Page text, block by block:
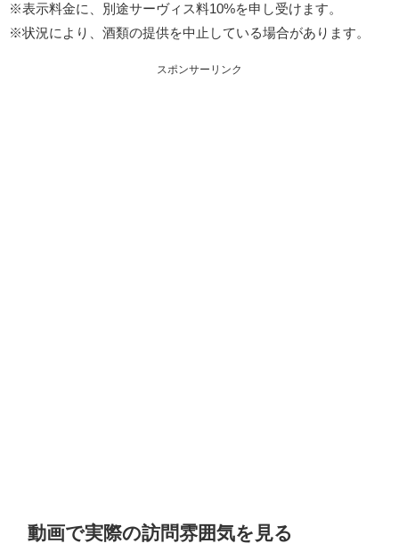
※表示料金に、別途サーヴィス料10%を申し受けます。
※状況により、酒類の提供を中止している場合があります。
スポンサーリンク
動画で実際の訪問雰囲気を見る